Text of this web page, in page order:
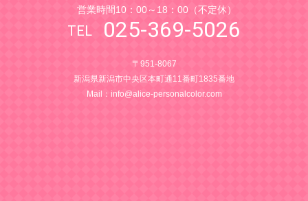
営業時間10：00～18：00（不定休）
025-369-5026
〒951-8067
新潟県新潟市中央区本町通11番町1835番地
Mail： info@alice-personalcolor.com